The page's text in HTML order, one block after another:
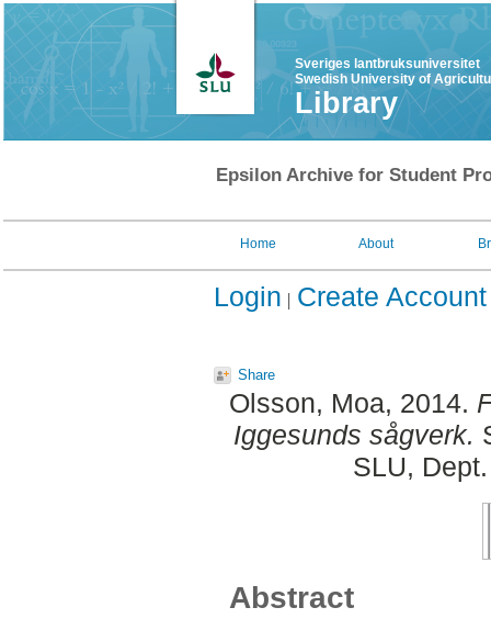
Sveriges lantbruksuniversitet
Swedish University of
Library
Epsilon Archive for Student
Home About
Login Create Account
Share
Olsson, Moa, 2014.
Iggesunds sågverk.
SLU,
Abstract